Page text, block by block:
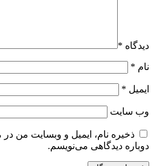
دیدگاه *
نام *
ایمیل *
وب‌ سایت
ذخیره نام، ایمیل و وبسایت من
دوباره دیدگاهی می‌نویسم.